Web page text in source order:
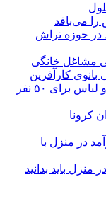
را می‌بافد
در حوزه تراش
مشاغل خانگی
کارآفرین
روایت بانوی کارآفرینی که در حوزه مد و لباس برای ۵۰ نفر
کرونا
در منزل با
باید بدانید